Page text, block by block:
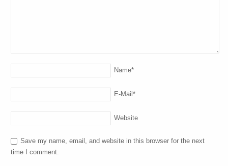
Name*
E-Mail*
Website
Save my name, email, and website in this browser for the next
time I comment.